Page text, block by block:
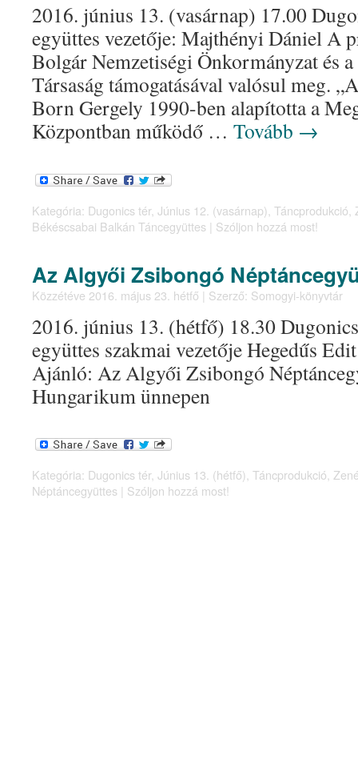
2016. június 13. (vasárnap) 17.00
együttes vezetője: Majthényi Dániel A
Bolgár Nemzetiségi Önkormányzat és
Társaság támogatásával valósul meg.
Born Gergely 1990-ben alapította a
Központban működő … Tovább →
Kategória: Dugonics tér, Június 12. (vasárnap) Táncprodukció
Békéscsabai Balkán Táncegyüttes | Szóljon hozzá most!
Az Algyői Zsibongó
Közzétéve 2016. május 23. hétfő | Szerző: Somogyi-könyvtár
2016. június 13. (hétfő) 18.30
együttes szakmai vezetője Hegedűs
Ajánló: Az Algyői Zsibongó
Hungarikum ünnepen
Kategória: Dugonics tér, Június 13. (hétfő), Táncprodukció,
Néptáncegyüttes | Szóljon hozzá most!